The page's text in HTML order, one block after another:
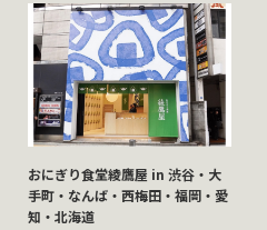
おにぎり食堂綾鷹屋 in 渋谷・大
手町・なんば・西梅田・福岡・愛
知・北海道